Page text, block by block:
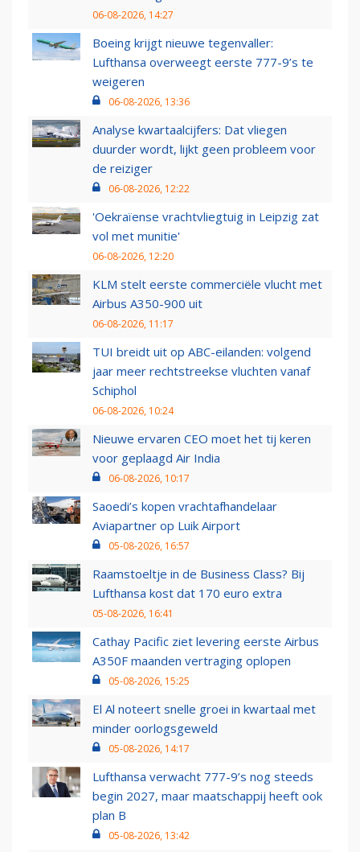
06-08-2026, 14:27
Boeing krijgt nieuwe tegenvaller:
Lufthansa overweegt eerste 777-9’s te
weigeren
06-08-2026, 13:36
Analyse kwartaalcijfers: Dat vliegen
duurder wordt, lijkt geen probleem voor
de reiziger
06-08-2026, 12:22
'Oekraïense vrachtvliegtuig in Leipzig zat
vol met munitie'
06-08-2026, 12:20
KLM stelt eerste commerciële vlucht met
Airbus A350-900 uit
06-08-2026, 11:17
TUI breidt uit op ABC-eilanden: volgend
jaar meer rechtstreekse vluchten vanaf
Schiphol
06-08-2026, 10:24
Nieuwe ervaren CEO moet het tij keren
voor geplaagd Air India
06-08-2026, 10:17
Saoedi’s kopen vrachtafhandelaar
Aviapartner op Luik Airport
05-08-2026, 16:57
Raamstoeltje in de Business Class? Bij
Lufthansa kost dat 170 euro extra
05-08-2026, 16:41
Cathay Pacific ziet levering eerste Airbus
A350F maanden vertraging oplopen
05-08-2026, 15:25
El Al noteert snelle groei in kwartaal met
minder oorlogsgeweld
05-08-2026, 14:17
Lufthansa verwacht 777-9’s nog steeds
begin 2027, maar maatschappij heeft ook
plan B
05-08-2026, 13:42